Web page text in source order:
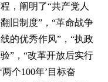
，阐明了“共产党人
旧制度”，“革命战争
的优秀作风”，“执政
”，“改革开放后实行
个100年’目标奋